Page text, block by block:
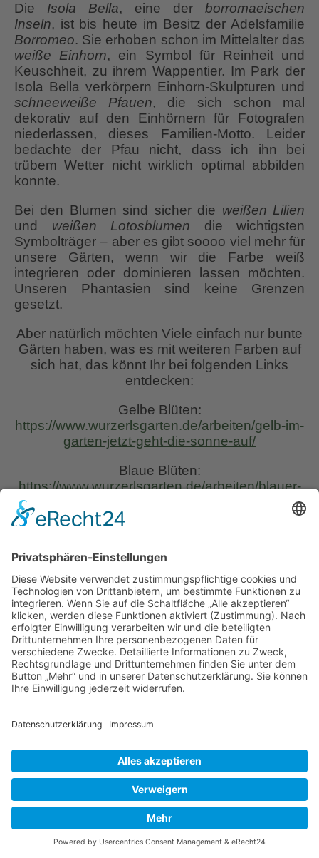
Die Isola Bella, eine der borromaeischen
Inseln, ist bis heute im Besitz der Adelsfamilie
Borromeo. Sie erhoben schon im Mittelalter das
weiße Einhorn, ein Symbol für Reinheit und
Keuschheit, zu ihrem Wappentier. Im Park der
Isola Bella verkörpern Einhorn-Skulpturen und
schneeweiße Pfauen, die sich schon mal
dekorativ auf den Einhörnern für Fotografen
niederlassen, dieses Familien-Motto. Leider
bedachte der Pfau nicht, dass ich ihn bei
trübem Wetter nicht wirklich optimal abbilden
konnte.
Bei den Blumen sind sicher die weißen Lilien
und weißen Lotosblumen die wichtigsten
Symbolträger – aber es gibt soooo viel mehr für
unsere Gärten, wenn wir die Farbe weiß
integrieren oder dominieren lassen möchten.
Unseren Phantasien sind keine Grenzen
gesetzt.
Aber natürlich möchten Viele einfach nur bunte
Gärten haben, was es mit weiteren Farben auf
sich hat, das könnt Ihr bei folgenden Links
entdecken:
Gelbe Blüten:
https://www.wurzerlsgarten.de/arbeiten/gelb-im-
garten-jetzt-geht-die-sonne-auf/
Blaue Blüten:
https://www.wurzerlsgarten.de/arbeiten/blauer-
Rote Blüten:
garten-auch-da-die-farbe-der-liebe/
Teile als erste*r diesen Beitrag:
Liebe Leser! Ihr könnt euch per E-Mail
Wurzerlsgarten erscheinen.Folgt dafür einfach
diesem Linkund gebt dort eure E-Mailadresse
Schlagwörter:Die Farbe weiß im Garten